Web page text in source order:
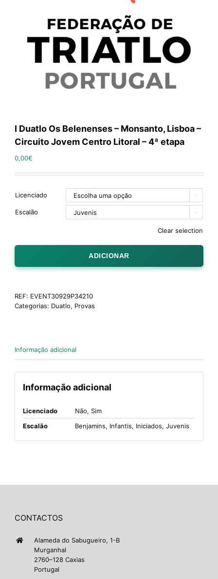
I Duatlo Os Belenenses – Monsanto, Lisboa –
Circuito Jovem Centro Litoral – 4ª etapa
0,00€
Licenciado 
Escalão 
Clear selection
ADICIONAR
REF: EVENT30929P34210
Categorias: Duatlo, Provas
Informação adicional
Informação adicional
Licenciado
Não, Sim
Escalão
Benjamins, Infantis, Iniciados, Juvenis
CONTACTOS
Alameda do Sabugueiro, 1-B
Murganhal
2760–128 Caxias
Portugal